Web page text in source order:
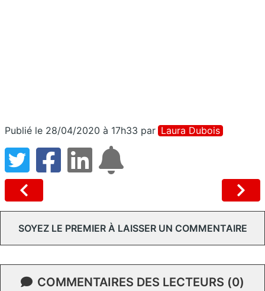
Publié le 28/04/2020 à 17h33 par Laura Dubois
SOYEZ LE PREMIER À LAISSER UN COMMENTAIRE
COMMENTAIRES DES LECTEURS (0)